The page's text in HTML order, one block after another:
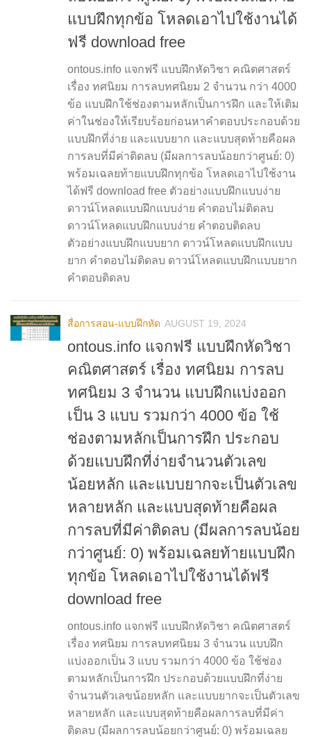
แบบฝึกทุกข้อ โหลดเอาไปใช้งานได้
ฟรี download free
ontous.info แจกฟรี แบบฝึกหัดวิชา คณิตศาสตร์
เรื่อง ทศนิยม การลบทศนิยม 2 จำนวน กว่า 4000
ข้อ แบบฝึกใช้ช่องตามหลักเป็นการฝึก และให้เติม
ค่าในช่องให้เรียบร้อยก่อนหาคำตอบประกอบด้วย
แบบฝึกที่ง่าย และแบบยาก และแบบสุดท้ายคือผล
การลบที่มีค่าติดลบ (มีผลการลบน้อยกว่าศูนย์: 0)
พร้อมเฉลยท้ายแบบฝึกทุกข้อ โหลดเอาไปใช้งาน
ได้ฟรี download free ตัวอย่างแบบฝึกแบบง่าย
ดาวน์โหลดแบบฝึกแบบง่าย คำตอบไม่ติดลบ
ดาวน์โหลดแบบฝึกแบบง่าย คำตอบติดลบ
ตัวอย่างแบบฝึกแบบยาก ดาวน์โหลดแบบฝึกแบบ
ยาก คำตอบไม่ติดลบ ดาวน์โหลดแบบฝึกแบบยาก
คำตอบติดลบ
สื่อการสอน-แบบฝึกหัด AUGUST 19, 2024
ontous.info แจกฟรี แบบฝึกหัดวิชา
คณิตศาสตร์ เรื่อง ทศนิยม การลบ
ทศนิยม 3 จำนวน แบบฝึกแบ่งออก
เป็น 3 แบบ รวมกว่า 4000 ข้อ ใช้
ช่องตามหลักเป็นการฝึก ประกอบ
ด้วยแบบฝึกที่ง่ายจำนวนตัวเลข
น้อยหลัก และแบบยากจะเป็นตัวเลข
หลายหลัก และแบบสุดท้ายคือผล
การลบที่มีค่าติดลบ (มีผลการลบน้อย
กว่าศูนย์: 0) พร้อมเฉลยท้ายแบบฝึก
ทุกข้อ โหลดเอาไปใช้งานได้ฟรี
download free
ontous.info แจกฟรี แบบฝึกหัดวิชา คณิตศาสตร์
เรื่อง ทศนิยม การลบทศนิยม 3 จำนวน แบบฝึก
แบ่งออกเป็น 3 แบบ รวมกว่า 4000 ข้อ ใช้ช่อง
ตามหลักเป็นการฝึก ประกอบด้วยแบบฝึกที่ง่าย
จำนวนตัวเลขน้อยหลัก และแบบยากจะเป็นตัวเลข
หลายหลัก และแบบสุดท้ายคือผลการลบที่มีค่า
ติดลบ (มีผลการลบน้อยกว่าศูนย์: 0) พร้อมเฉลย